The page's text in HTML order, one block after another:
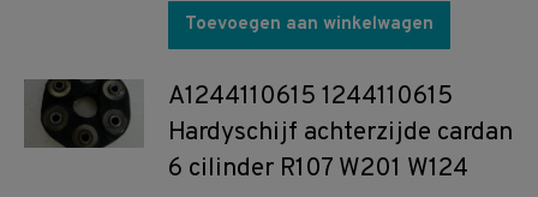
Toevoegen aan winkelwagen
A1244110615 1244110615
Hardyschijf achterzijde cardan
6 cilinder R107 W201 W124